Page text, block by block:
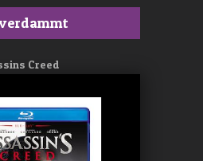
Creed